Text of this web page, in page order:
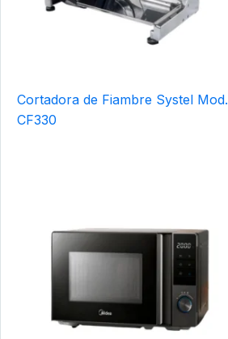
Cortadora de Fiambre Systel Mod.
CF330